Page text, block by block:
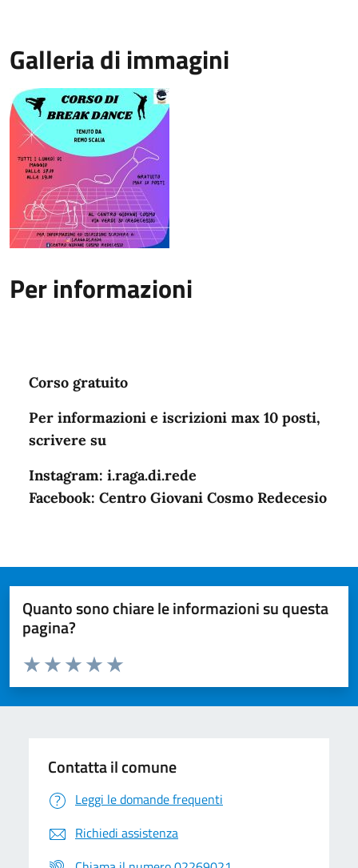
Galleria di immagini
Per informazioni
Corso gratuito
Per informazioni e iscrizioni max 10 posti,
scrivere su
Instagram: i.raga.di.rede
Facebook: Centro Giovani Cosmo Redecesio
Quanto sono chiare le informazioni su questa
pagina?
Valuta da 1 a 5 stelle la pagina
Valuta 5 stelle su 5
Valuta 4 stelle su 5
Valuta 3 stelle su 5
Valuta 2 stelle su 5
Valuta 1 stelle su 5
Contatta il comune
Leggi le domande frequenti
Richiedi assistenza